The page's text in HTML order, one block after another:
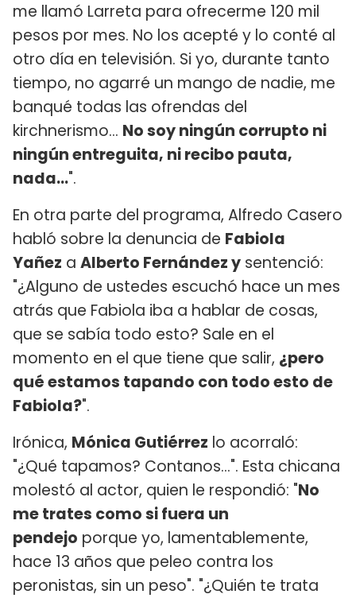
me llamó Larreta para ofrecerme 120 mil
pesos por mes. No los acepté y lo conté al
otro día en televisión. Si yo, durante tanto
tiempo, no agarré un mango de nadie, me
banqué todas las ofrendas del
kirchnerismo... No soy ningún corrupto ni
ningún entreguita, ni recibo pauta,
nada...".
En otra parte del programa, Alfredo Casero
habló sobre la denuncia de Fabiola
Yañez a Alberto Fernández y sentenció:
"¿Alguno de ustedes escuchó hace un mes
atrás que Fabiola iba a hablar de cosas,
que se sabía todo esto? Sale en el
momento en el que tiene que salir, ¿pero
qué estamos tapando con todo esto de
Fabiola?".
Irónica, Mónica Gutiérrez lo acorraló:
"¿Qué tapamos? Contanos...". Esta chicana
molestó al actor, quien le respondió: "No
me trates como si fuera un
pendejo porque yo, lamentablemente,
hace 13 años que peleo contra los
peronistas, sin un peso". "¿Quién te trata